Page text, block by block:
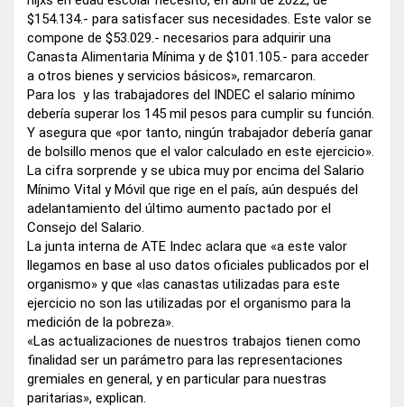
$154.134.- para satisfacer sus necesidades. Este valor se
compone de $53.029.- necesarios para adquirir una
Canasta Alimentaria Mínima y de $101.105.- para acceder
a otros bienes y servicios básicos», remarcaron.
Para los y las trabajadores del INDEC el salario mínimo
debería superar los 145 mil pesos para cumplir su función.
Y asegura que «por tanto, ningún trabajador debería ganar
de bolsillo menos que el valor calculado en este ejercicio».
La cifra sorprende y se ubica muy por encima del Salario
Mínimo Vital y Móvil que rige en el país, aún después del
adelantamiento del último aumento pactado por el
Consejo del Salario.
La junta interna de ATE Indec aclara que «a este valor
llegamos en base al uso datos oficiales publicados por el
organismo» y que «las canastas utilizadas para este
ejercicio no son las utilizadas por el organismo para la
medición de la pobreza».
«Las actualizaciones de nuestros trabajos tienen como
finalidad ser un parámetro para las representaciones
gremiales en general, y en particular para nuestras
paritarias», explican.